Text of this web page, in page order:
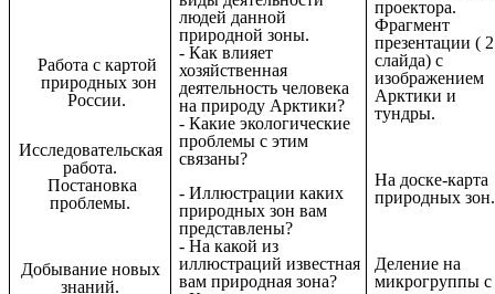
Работа с картой
природных зон
России.
Исследовательская
работа.
Постановка
проблемы.
Добывание новых
знаний.
людей данной
природной зоны.
- Как влияет
хозяйственная
деятельность человека
на природу Арктики?
- Какие экологические
проблемы с этим
связаны?
- Иллюстрации каких
природных зон вам
представлены?
- На какой из
иллюстраций известная
вам природная зона?
проектора.
Фрагмент
презентации ( 2
слайда) с
изображением
Арктики и
тундры.
На доске-карта
природных зон.
Деление на
микрогруппы с